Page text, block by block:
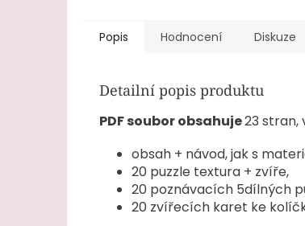
Popis Hodnocení Diskuze
Detailní popis produktu
PDF soubor obsahuje23 stran,
obsah + návod, jak s
20 puzzle textura + zvíře,
20 poznávacích 5dílných
20 zvířecích karet ke